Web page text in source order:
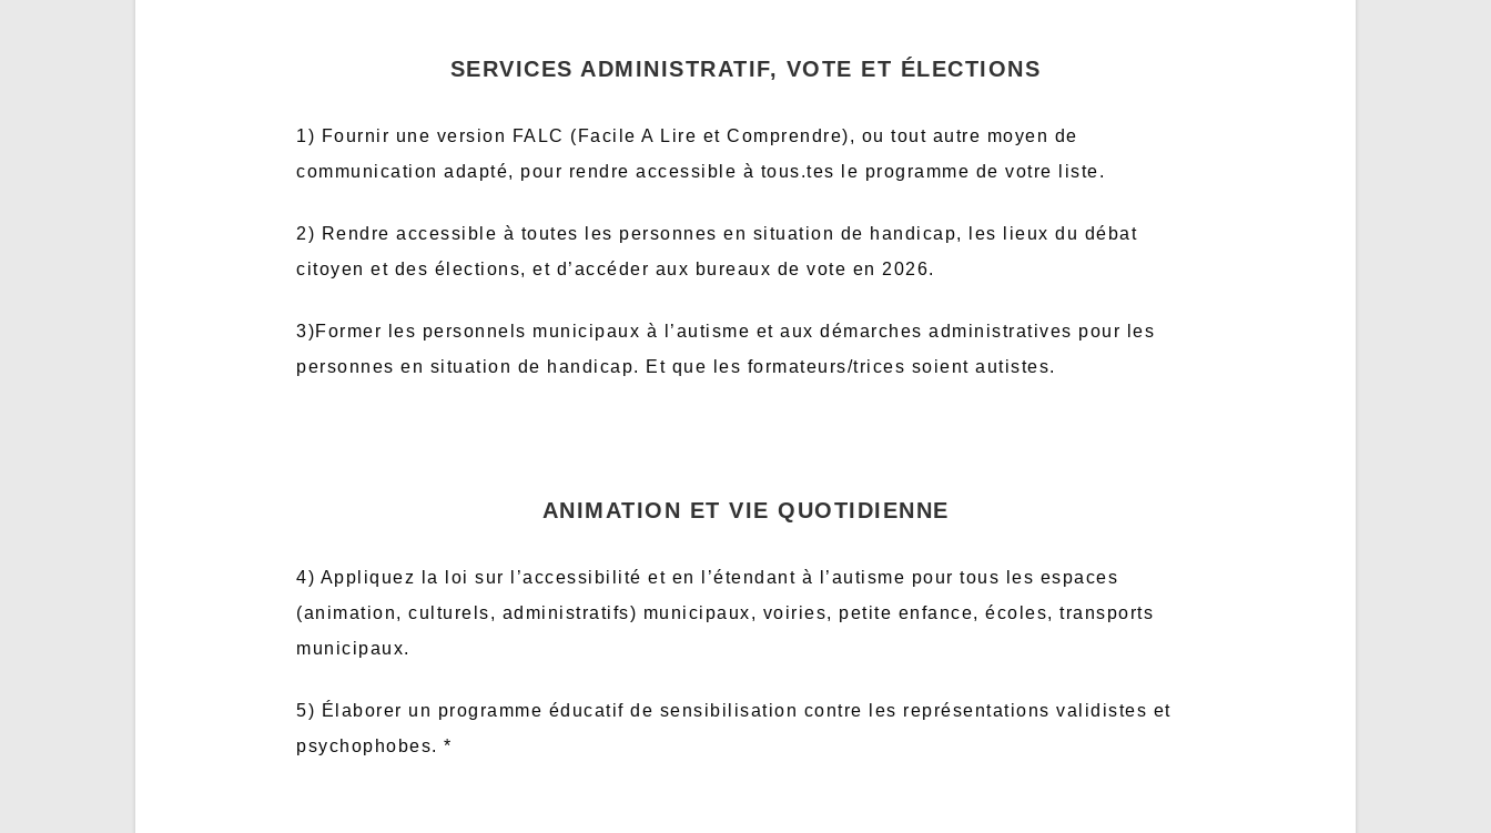
SERVICES ADMINISTRATIF, VOTE ET ÉLECTIONS
1) Fournir une version FALC (Facile A Lire et Comprendre), ou tout autre moyen de
communication adapté, pour rendre accessible à tous.tes le programme de votre liste.
2) Rendre accessible à toutes les personnes en situation de handicap, les lieux du débat
citoyen et des élections, et d’accéder aux bureaux de vote en 2026.
3)Former les personnels municipaux à l’autisme et aux démarches administratives pour les
personnes en situation de handicap. Et que les formateurs/trices soient autistes.
ANIMATION ET VIE QUOTIDIENNE
4) Appliquez la loi sur l’accessibilité et en l’étendant à l’autisme pour tous les espaces
(animation, culturels, administratifs) municipaux, voiries, petite enfance, écoles, transports
municipaux.
5) Élaborer un programme éducatif de sensibilisation contre les représentations validistes et
psychophobes. *